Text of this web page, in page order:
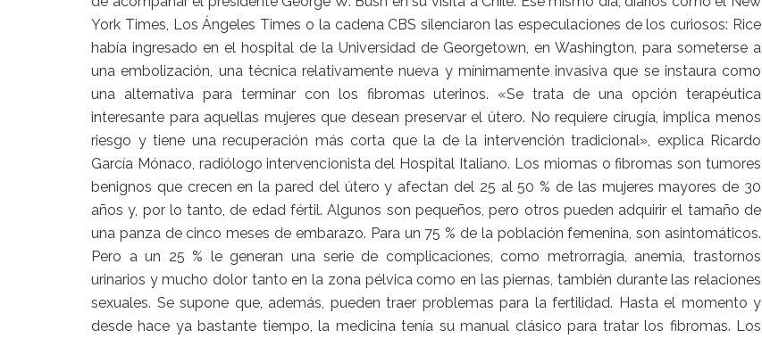
York Times, Los Ángeles Times o la cadena CBS silenciaron las especulaciones de los curiosos: Rice
había ingresado en el hospital de la Universidad de Georgetown, en Washington, para someterse a
una embolización, una técnica relativamente nueva y mínimamente invasiva que se instaura como
una alternativa para terminar con los fibromas uterinos. «Se trata de una opción terapéutica
interesante para aquellas mujeres que desean preservar el útero. No requiere cirugía, implica menos
riesgo y tiene una recuperación más corta que la de la intervención tradicional», explica Ricardo
García Mónaco, radiólogo intervencionista del Hospital Italiano. Los miomas o fibromas son tumores
benignos que crecen en la pared del útero y afectan del 25 al 50 % de las mujeres mayores de 30
años y, por lo tanto, de edad fértil. Algunos son pequeños, pero otros pueden adquirir el tamaño de
una panza de cinco meses de embarazo. Para un 75 % de la población femenina, son asintomáticos.
Pero a un 25 % le generan una serie de complicaciones, como metrorragia, anemia, trastornos
urinarios y mucho dolor tanto en la zona pélvica como en las piernas, también durante las relaciones
sexuales. Se supone que, además, pueden traer problemas para la fertilidad. Hasta el momento y
desde hace ya bastante tiempo, la medicina tenía su manual clásico para tratar los fibromas. Los